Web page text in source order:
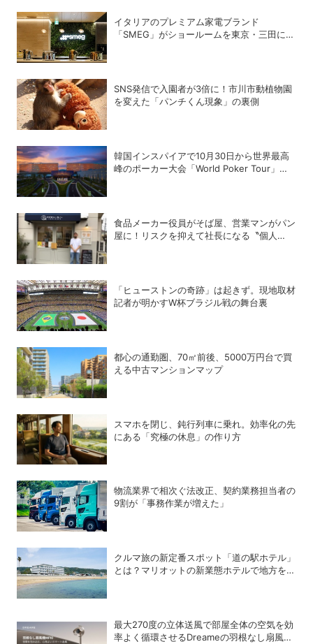
イタリアのプレミアム家電ブランド
「SMEG」がショールームを東京・三田にオ
SNS発信で入園者が3倍に！市川市動植物園
を変えた「パンチくん現象」の裏側
韓国インスパイアで10月30日から世界最高
峰のポーカー大会「World Poker Tour」を
食品メーカー役員がそば屋、営業マンがパン
屋に！リスクを抑えて社長になる〝個人
「ヒューストンの奇跡」は起きず。現地取材
記者が明かすW杯ブラジル戦の舞台裏
都心の通勤圏、70㎡前後、5000万円台で買
える中古マンションマップ
スマホを閉じ、鈍行列車に乗れ。効率化の先
にある「究極の休息」の作り方
物流業界で相次ぐ法改正、契約業務担当者の
9割が「事務作業が増えた」
クルマ旅の新定番スポット「道の駅ホテル」
とは？マリオットの新業態ホテルで地方を満
最大270度の立体送風で部屋全体の空気を効
率よく循環させるDreameの羽根なし扇風機